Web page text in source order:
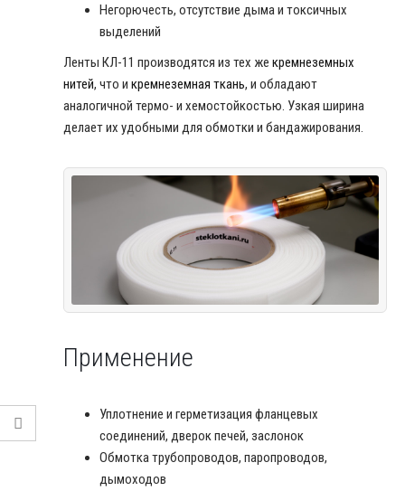
Негорючесть, отсутствие дыма и токсичных
выделений
Ленты КЛ-11 производятся из тех же кремнеземных
нитей, что и кремнеземная ткань, и обладают
аналогичной термо- и хемостойкостью. Узкая ширина
делает их удобными для обмотки и бандажирования.
Применение
Уплотнение и герметизация фланцевых
соединений, дверок печей, заслонок
Обмотка трубопроводов, паропроводов,
дымоходов